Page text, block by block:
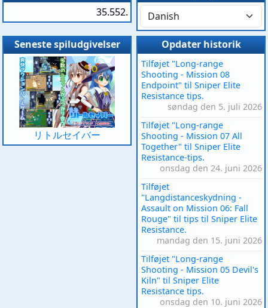
35.552.
Seneste spiludgivelser
リトルセイバー
Opdater historik
Tilføjet "Long-range
Shooting - Mission 08
Endpoint" til Sniper Elite
Resistance tips.
søndag den 5. juli 2026
Tilføjet "Long-range
Shooting - Mission 07 All
Together" til Sniper Elite
Resistance-tips.
onsdag den 24. juni 2026
Tilføjet
"Langdistanceskydning -
Assault on Mission 06: Fall
Rouge" til tips til Sniper Elite
Resistance.
mandag den 15. juni 2026
Tilføjet "Long-range
Shooting - Mission 05 Devil's
Kiln" til Sniper Elite
Resistance tips.
onsdag den 10. juni 2026